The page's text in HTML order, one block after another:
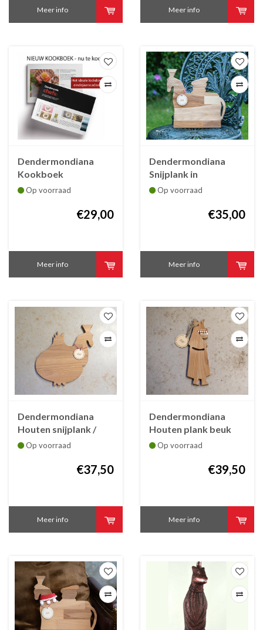
Meer info Meer info
Dendermondiana
Kookboek
Denderende Chefs
Op voorraad
€29,00
Meer info
Dendermondiana
Snijplank in
beukenhout Ros
Op voorraad
€35,00
Meer info
Dendermondiana
Houten snijplank /
kaasplank /
Op voorraad
€37,50
Meer info
Dendermondiana
Houten plank beuk
Dendermondse
Op voorraad
€39,50
Meer info